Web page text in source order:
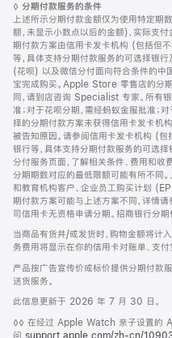
脚
脚
注
◊ 分期付款服务的条件
上述所示分期付款金额仅为使用特定期
额，未显示小数点以后的金额)，实际支
期付款方案由信用卡发卡机构 (包括但不
等，具体支持分期付款服务的可选择银
(花呗) 以及微信分付面向符合条件的中
宝完成购买。Apple Store 零售店的分
同，请到店咨询 Specialist 专家。所有
准；对于花呗分期，需经蚂蚁金服批准；
择的分期付款方案未获得信用卡发卡机
被告知原因。请参阅信用卡发卡机构 (包
银行等，具体支持分期付款服务的可选
分付服务页面，了解相关条件、费用和收
分期期数对应的最低限额可能有所不同
和教育机构客户、企业员工购买计划
期付款方案可能与上述方案不同，详情
司信用卡无资格申请分期。招商银行分
当商品有货并/或发货时，购物金额将计
务费用将显示在你的信用卡对账单、支付
产品按广告宣传价或标价提供分期付款
送货服务。
此信息更新于 2026 年 7 月 30 日。
脚
注
◊◊ 在经过 Apple Watch 亲子设置的
问 support.apple.com/zh-cn/